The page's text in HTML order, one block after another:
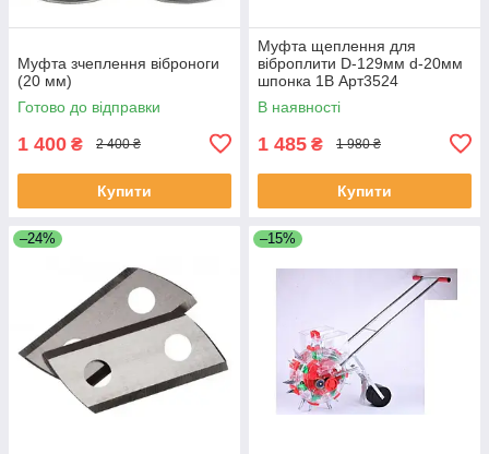
Муфта зчеплення віброноги
(20 мм)
Готово до відправки
1 400 ₴ 2 400 ₴
Купити
Муфта щеплення для
віброплити D-129мм d-20мм
шпонка 1B Арт3524
В наявності
1 485 ₴ 1 980 ₴
Купити
–24% –15%